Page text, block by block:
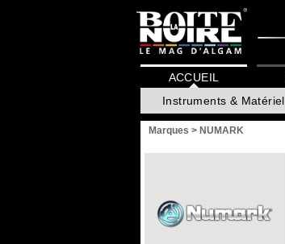
ACCUEIL
Instruments & Matériel
Marques > NUMARK